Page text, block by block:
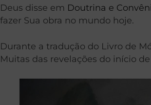
Deus disse em Doutrina e
fazer Sua obra no mundo hoje.
Durante a tradução do Livro de
Muitas das revelações do início